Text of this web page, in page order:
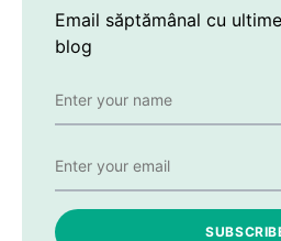
Email săptămânal cu
blog